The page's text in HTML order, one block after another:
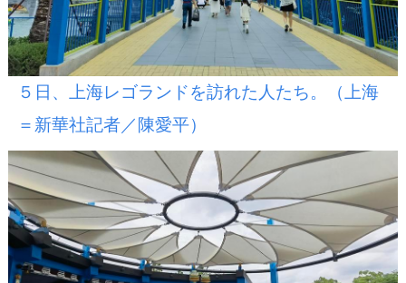
５日、上海レゴランドを訪れた人たち。（上海
＝新華社記者／陳愛平）